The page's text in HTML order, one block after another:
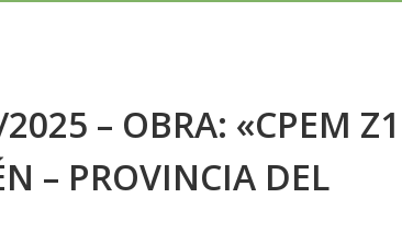
– OBRA: «CPEM
– PROVINCIA DEL